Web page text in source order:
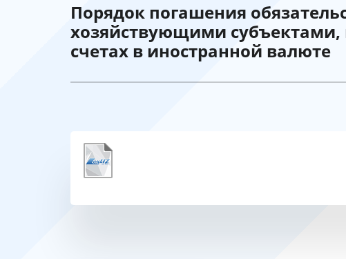
Порядок погашения
хозяйствующими
счетах в иностранной валюте